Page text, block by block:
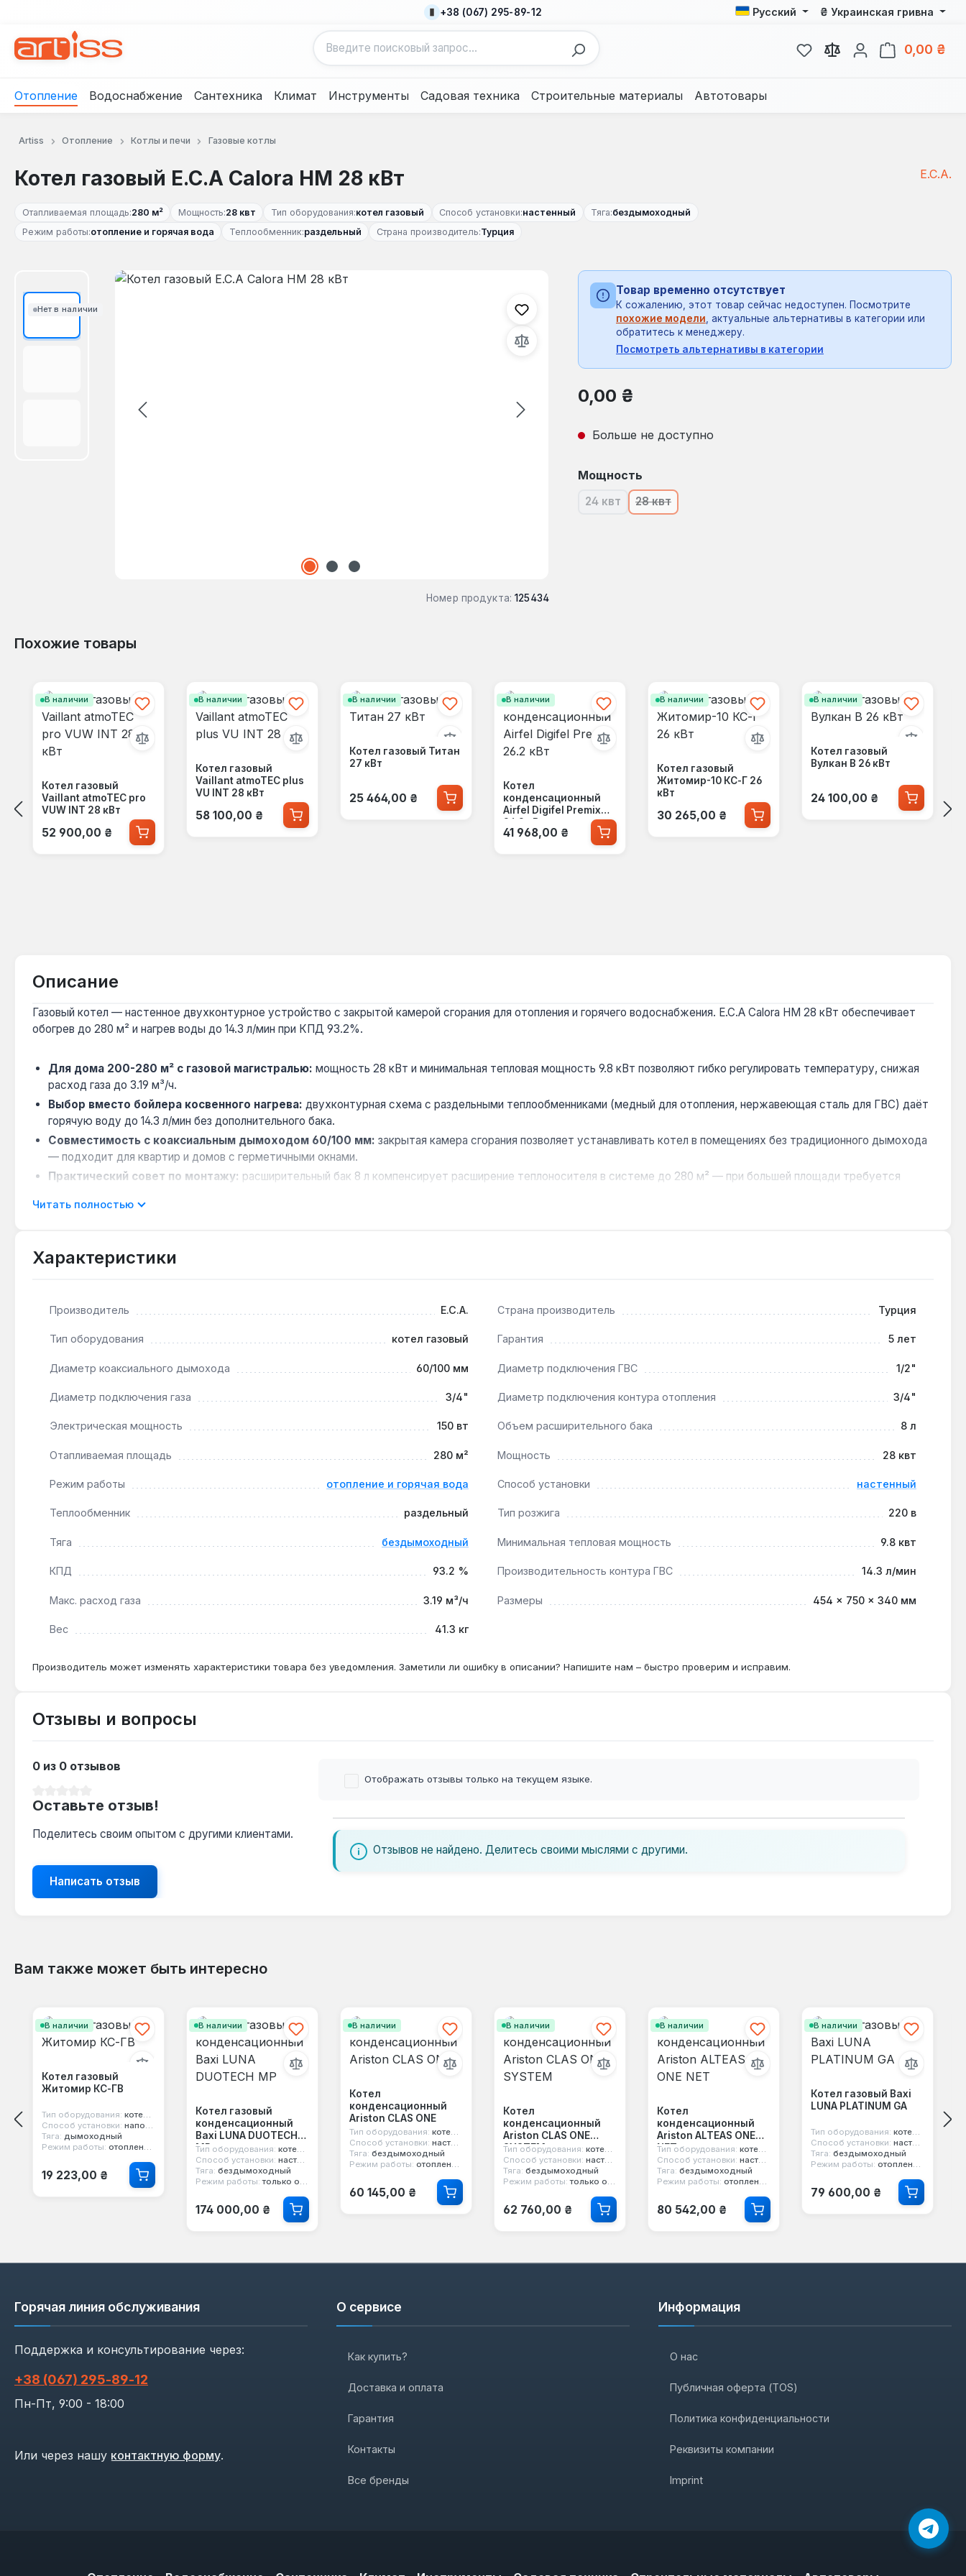
+38 (067) 295-89-12 Русский ₴ Украинская гривна
У вас есть товары из
0,00 ₴
Отопление Водоснабжение Сантехника Климат Инструменты Садовая техника Строительные материалы Автотовары
Artiss Отопление Котлы и печи Газовые котлы
Котел газовый E.C.A Calora HМ 28 кВт
Отапливаемая площадь:280 м² Мощность:28 квт Тип оборудования:котел газовый Способ установки:настенный Тяга:бездымоходный
Режим работы:отопление и горячая вода Теплообменник:раздельный Страна производитель:Турция
E.C.A.
Нет в наличии
Пропустить галерею изображений
Номер продукта: 125434
Товар временно отсутствует
К сожалению, этот товар сейчас недоступен. Посмотрите
похожие модели , актуальные альтернативы в категории или
обратитесь к менеджеру.
Посмотреть альтернативы в категории
Обычная цена:
0,00 ₴
Больше не доступно
Выберите
Мощность
24 квт(В настоящее время эта опция недоступна.)
28 квт(В настоящее время эта опция недоступна.)
Похожие товары
В наличии
Котел газовый
Vaillant atmoTEC pro
VUW INT 28 кВт
Обычная цена:
52 900,00 ₴
В наличии
Котел газовый
Vaillant atmoTEC plus
VU INT 28 кВт
Обычная цена:
58 100,00 ₴
В наличии
Котел газовый Титан
27 кВт
Обычная цена:
25 464,00 ₴
В наличии
Котел
конденсационный
Airfel Digifel Premix
26.2 кВт
Обычная цена:
41 968,00 ₴
В наличии
Котел газовый
Житомир-10 КС-Г 26
кВт
Обычная цена:
30 265,00 ₴
В наличии
Котел газовый
Вулкан В 26 кВт
Обычная цена:
24 100,00 ₴
Описание
Газовый котел — настенное двухконтурное устройство с закрытой камерой сгорания для отопления и горячего водоснабжения. E.C.A Calora HM 28 кВт обеспечивает
обогрев до 280 м² и нагрев воды до 14.3 л/мин при КПД 93.2%.
Для дома 200-280 м² с газовой магистралью: мощность 28 кВт и минимальная тепловая мощность 9.8 кВт позволяют гибко регулировать температуру, снижая
расход газа до 3.19 м³/ч.
Выбор вместо бойлера косвенного нагрева: двухконтурная схема с раздельными теплообменниками (медный для отопления, нержавеющая сталь для ГВС) даёт
горячую воду до 14.3 л/мин без дополнительного бака.
Совместимость с коаксиальным дымоходом 60/100 мм: закрытая камера сгорания позволяет устанавливать котел в помещениях без традиционного дымохода
— подходит для квартир и домов с герметичными окнами.
Практический совет по монтажу: расширительный бак 8 л компенсирует расширение теплоносителя в системе до 280 м² — при большей площади требуется
Для регионов с перебоями электроэнергии:
Котел подходит для отопления и ГВС в частных домах, квартирах и небольших коммерческих помещениях площадью до 280 м². Работает на природном и сжиженном
Подходит ли для системы «тёплый пол»?
Чем отличается от модели без раздельных теплообменников?
Раздельные теплообменники (медь для отопления, нержавеющая сталь для ГВС) исключают смешивание теплоносителя и воды, увеличивая срок службы до 10-12
Как часто обслуживать?
Читать полностью
Характеристики
Производитель E.C.A. Страна производитель Турция
Тип оборудования котел газовый Гарантия 5 лет
Диаметр коаксиального дымохода 60/100 мм Диаметр подключения ГВС 1/2"
Диаметр подключения газа 3/4" Диаметр подключения контура отопления 3/4"
Электрическая мощность 150 вт Объем расширительного бака 8 л
Отапливаемая площадь 280 м² Мощность 28 квт
Режим работы отопление и горячая вода Способ установки настенный
Теплообменник раздельный Тип розжига 220 в
Тяга бездымоходный Минимальная тепловая мощность 9.8 квт
КПД 93.2 % Производительность контура ГВС 14.3 л/мин
Макс. расход газа 3.19 м³/ч Размеры 454 × 750 × 340 мм
Вес 41.3 кг
Производитель может изменять характеристики товара без уведомления. Заметили ли ошибку в описании? Напишите нам – быстро проверим и исправим.
Отзывы и вопросы
0 из 0 отзывов
Оставьте отзыв!
Поделитесь своим опытом с другими клиентами.
Написать отзыв
Отображать отзывы только на текущем языке.
Отзывов не найдено. Делитесь своими мыслями с другими.
Вам также может быть интересно
В наличии
Котел газовый
Житомир КС-ГВ
Тип оборудования: котел газовый
Способ установки: напольный
Тяга: дымоходный
Режим работы: отопление и горячая вода
Обычная цена:
19 223,00 ₴
В наличии
Котел газовый
конденсационный
Baxi LUNA DUOTECH
MP
Тип оборудования: котел конденсационный
Способ установки: настенный
Тяга: бездымоходный
Режим работы: только отопление
Обычная цена:
174 000,00 ₴
В наличии
Котел
конденсационный
Ariston CLAS ONE
Тип оборудования: котел конденсационный
Способ установки: настенный
Тяга: бездымоходный
Режим работы: отопление и горячая вода
Обычная цена:
60 145,00 ₴
В наличии
Котел
конденсационный
Ariston CLAS ONE
SYSTEM
Тип оборудования: котел конденсационный
Способ установки: настенный
Тяга: бездымоходный
Режим работы: только отопление
Обычная цена:
62 760,00 ₴
В наличии
Котел
конденсационный
Ariston ALTEAS ONE
NET
Тип оборудования: котел конденсационный
Способ установки: настенный
Тяга: бездымоходный
Режим работы: отопление и горячая вода
Обычная цена:
80 542,00 ₴
В наличии
Котел газовый Baxi
LUNA PLATINUM GA
Тип оборудования: котел конденсационный
Способ установки: настенный
Тяга: бездымоходный
Режим работы: отопление и горячая вода
Обычная цена:
79 600,00 ₴
Горячая линия обслуживания
Поддержка и консультирование через:
+38 (067) 295‑89‑12
Пн-Пт, 9:00 - 18:00
Или через нашу контактную форму.
О сервисе
Как купить?
Доставка и оплата
Гарантия
Контакты
Все бренды
Информация
О нас
Публичная оферта (TOS)
Политика конфиденциальности
Реквизиты компании
Imprint